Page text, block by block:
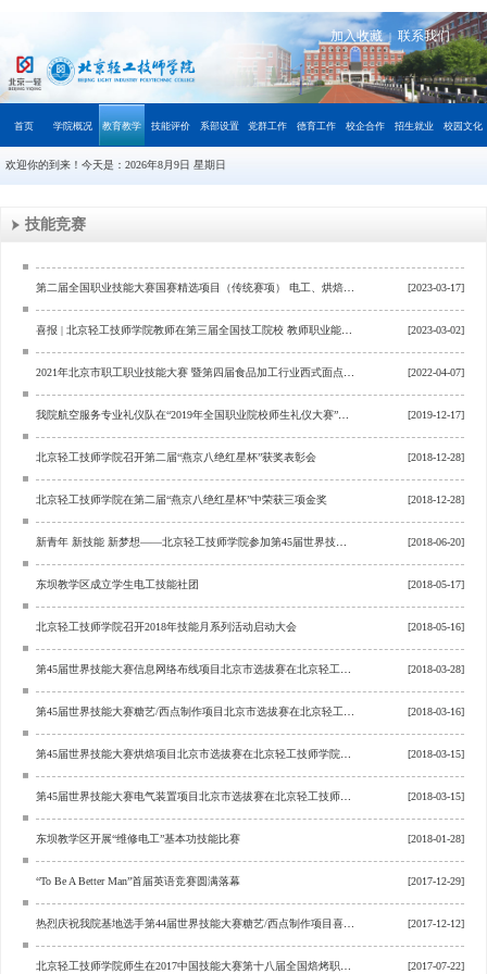
加入收藏 | 联系我们
首页 学院概况 教育教学 技能评价 系部设置 党群工作 德育工作 校企合作 招生就业 校园文化
欢迎你的到来！今天是： 2026年8月9日 星期日
技能竞赛
[2023-03-17]
[2023-03-02]
[2022-04-07]
[2019-12-17]
北京轻工技师学院召开第二届“燕京八绝红星杯”获奖表彰会 [2018-12-28]
北京轻工技师学院在第二届“燕京八绝红星杯”中荣获三项金奖 [2018-12-28]
[2018-06-20]
东坝教学区成立学生电工技能社团 [2018-05-17]
北京轻工技师学院召开2018年技能月系列活动启动大会 [2018-05-16]
[2018-03-28]
[2018-03-16]
[2018-03-15]
[2018-03-15]
东坝教学区开展“维修电工”基本功技能比赛 [2018-01-28]
“To Be A Better Man”首届英语竞赛圆满落幕 [2017-12-29]
[2017-12-12]
[2017-07-22]